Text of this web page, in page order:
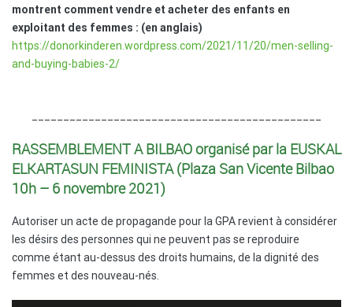
montrent comment vendre et acheter des enfants en
exploitant des femmes : (en anglais)
https://donorkinderen.wordpress.com/2021/11/20/men-selling-
and-buying-babies-2/
RASSEMBLEMENT A BILBAO organisé par la EUSKAL
ELKARTASUN FEMINISTA (Plaza San Vicente Bilbao
10h – 6 novembre 2021)
Autoriser un acte de propagande pour la GPA revient à considérer
les désirs des personnes qui ne peuvent pas se reproduire
comme étant au-dessus des droits humains, de la dignité des
femmes et des nouveau-nés.